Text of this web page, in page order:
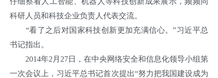
科研人员和科技企业负责人代表交流。
“看了之后对国家科技创新更加充满信心。”习近平总
书记指出。
2014年2月27日，在中央网络安全和信息化领导小组第
一次会议上，习近平总书记首次提出“努力把我国建设成为